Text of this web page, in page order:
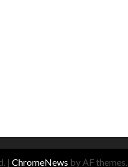
| ChromeNews by AF themes.